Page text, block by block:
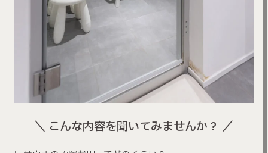
＼ こんな内容を聞いてみませんか？ ／